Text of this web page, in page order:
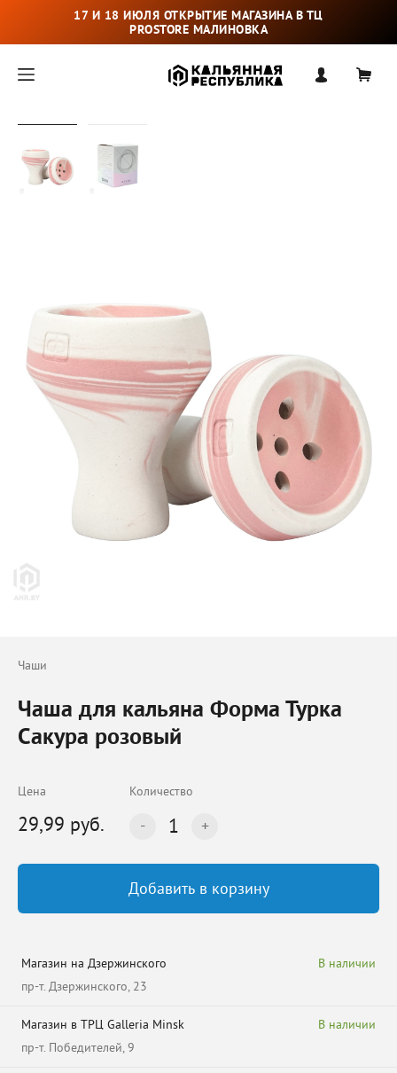
17 И 18 ИЮЛЯ ОТКРЫТИЕ МАГАЗИНА В ТЦ
PROSTORE МАЛИНОВКА
Чаши
Чаша для кальяна Форма Турка
Сакура розовый
Цена
29,99 руб.
Количество
1
Добавить в корзину
Магазин на Дзержинского
пр-т. Дзержинского, 23
В наличии
Магазин в ТРЦ Galleria Minsk
пр-т. Победителей, 9
В наличии